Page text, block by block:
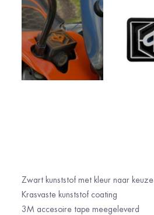
Zwart kunststof met kleur naar keuze
Krasvaste kunststof coating
3M accesoire tape meegeleverd